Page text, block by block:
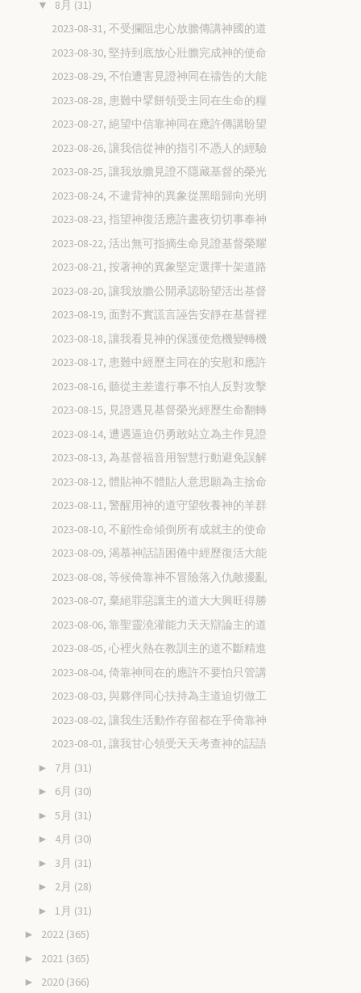
▼ 8月 (31)
2023-08-31, 不受攔阻忠心放膽傳講神國的道
2023-08-30, 堅持到底放心壯膽完成神的使命
2023-08-29, 不怕遭害見證神同在禱告的大能
2023-08-28, 患難中擘餅領受主同在生命的糧
2023-08-27, 絕望中信靠神同在應許傳講盼望
2023-08-26, 讓我信從神的指引不憑人的經驗
2023-08-25, 讓我放膽見證不隱藏基督的榮光
2023-08-24, 不違背神的異象從黑暗歸向光明
2023-08-23, 指望神復活應許晝夜切切事奉神
2023-08-22, 活出無可指摘生命見證基督榮耀
2023-08-21, 按著神的異象堅定選擇十架道路
2023-08-20, 讓我放膽公開承認盼望活出基督
2023-08-19, 面對不實謊言誣告安靜在基督裡
2023-08-18, 讓我看見神的保護使危機變轉機
2023-08-17, 患難中經歷主同在的安慰和應許
2023-08-16, 聽從主差遣行事不怕人反對攻擊
2023-08-15, 見證遇見基督榮光經歷生命翻轉
2023-08-14, 遭遇逼迫仍勇敢站立為主作見證
2023-08-13, 為基督福音用智慧行動避免誤解
2023-08-12, 體貼神不體貼人意思願為主捨命
2023-08-11, 警醒用神的道守望牧養神的羊群
2023-08-10, 不顧性命傾倒所有成就主的使命
2023-08-09, 渴慕神話語困倦中經歷復活大能
2023-08-08, 等候倚靠神不冒險落入仇敵擾亂
2023-08-07, 棄絕罪惡讓主的道大大興旺得勝
2023-08-06, 靠聖靈澆灌能力天天辯論主的道
2023-08-05, 心裡火熱在教訓主的道不斷精進
2023-08-04, 倚靠神同在的應許不要怕只管講
2023-08-03, 與夥伴同心扶持為主道迫切做工
2023-08-02, 讓我生活動作存留都在乎倚靠神
2023-08-01, 讓我甘心領受天天考查神的話語
► 7月 (31)
► 6月 (30)
► 5月 (31)
► 4月 (30)
► 3月 (31)
► 2月 (28)
► 1月 (31)
► 2022 (365)
► 2021 (365)
► 2020 (366)